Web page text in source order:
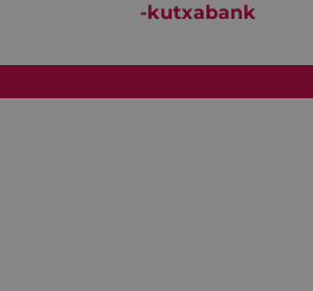
-kutxabank